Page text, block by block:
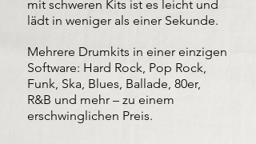
mit schweren Kits ist es leicht und
lädt in weniger als einer Sekunde.
Mehrere Drumkits in einer einzigen
Software: Hard Rock, Pop Rock,
Funk, Ska, Blues, Ballade, 80er,
R&B und mehr – zu einem
erschwinglichen Preis.